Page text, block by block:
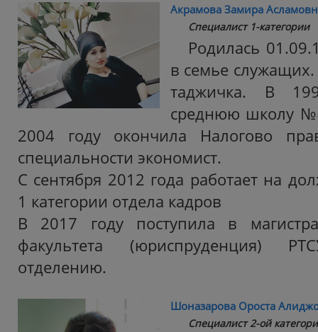
Акрамова Замира
Специалист 1-категории
Родилась
в семье
таджичка. В
среднюю школу
2004 году окончила Налогово
специальности экономист.
С сентября 2012 года работает на
1 категории отдела кадров
В 2017 году поступила в
факультета (юриспруденция)
отделению.
Шоназарова Ороста
Специалист 2-ой